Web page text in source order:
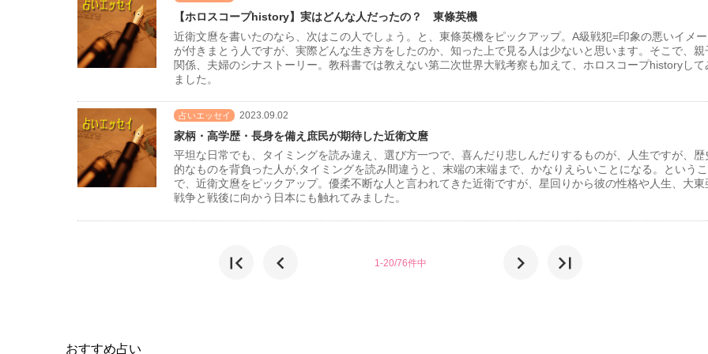
【ホロスコープhistory】実はどんな人だったの？ 東條英機
近衛文麿を書いたのなら、次はこの人でしょう。と、東條英機をピックアップ。A級戦犯=印象の悪いイメ
が付きまとう人ですが、実際どんな生き方をしたのか、知った上で見る人は少ないと思います。そこで、親
関係、夫婦のシナストーリー。教科書では教えない第二次世界大戦考察も加えて、ホロスコープhistoryして
ました。
占いエッセイ 2023.09.02
家柄・高学歴・長身を備え庶民が期待した近衛文麿
平坦な日常でも、タイミングを読み違え、選び方一つで、喜んだり悲しんだりするものが、人生ですが、歴
的なものを背負った人が,タイミングを読み間違うと、末端の末端まで、かなりえらいことになる。というこ
で、近衛文麿をピックアップ。優柔不断な人と言われてきた近衛ですが、星回りから彼の性格や人生、大東
戦争と戦後に向かう日本にも触れてみました。
first_page chevron_left 1-20/76件中 chevron_right last_page
おすすめ占い